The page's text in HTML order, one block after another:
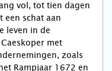
vol, tot tien dagen
een schat aan
leven in de
met
zoals
Rampjaar 1672 en